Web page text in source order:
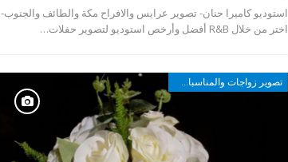
استوديو كاميرا حنان- تصوير عرايس والافراح مكة والطائف والجنوب-
اختر من خلال R&B أفضل وأرخص استوديو لتصوير حفلات…